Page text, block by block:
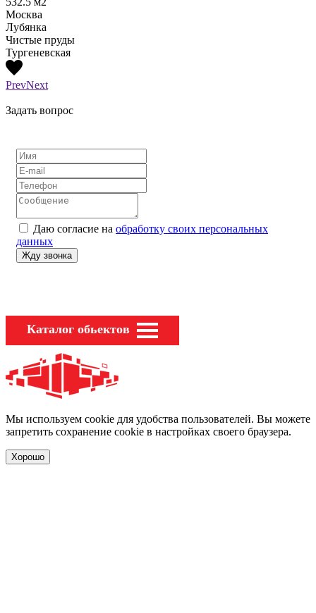
Москва
Лубянка
Чистые пруды
Тургеневская
PrevNext
Задать вопрос
Даю согласие на обработку своих персональных
данных
Каталог обьектов
Мы используем cookie для удобства пользователей. Вы можете
запретить сохранение cookie в настройках своего браузера.
Хорошо